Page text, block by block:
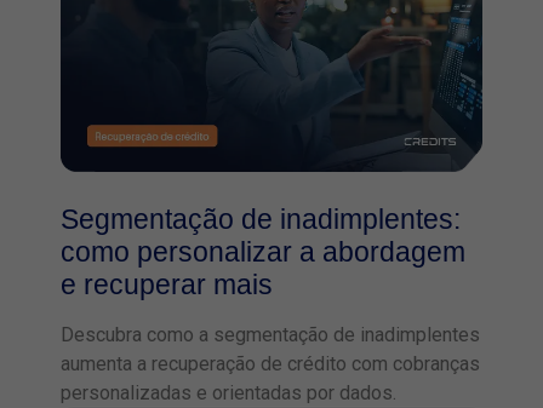
Segmentação de inadimplentes:
como personalizar a abordagem
e recuperar mais
Descubra como a segmentação de inadimplentes
aumenta a recuperação de crédito com cobranças
personalizadas e orientadas por dados.